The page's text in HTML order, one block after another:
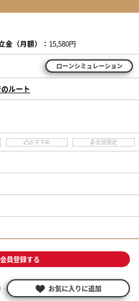
金（月額）： 15,580円
ローンシミュレーション
ルート
おすすめ 会員限定
員登録する
お気に入りに追加